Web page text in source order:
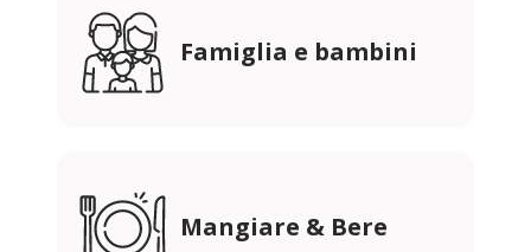
Famiglia e bambini
Mangiare & Bere